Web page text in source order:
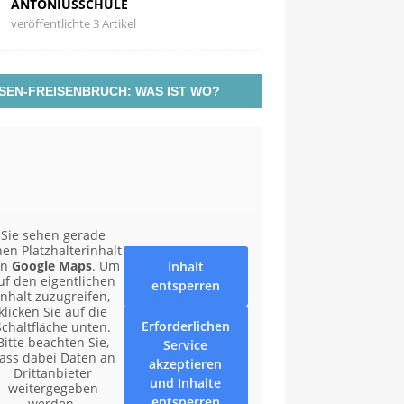
ANTONIUSSCHULE
veröffentlichte 3 Artikel
FREISENBRUCH: WAS IST WO?
Sie sehen gerade
Platzhalterinhalt
Google Maps. Um
den eigentlichen
zuzugreifen,
klicken Sie auf die
unten.
beachten Sie,
dabei Daten an
Drittanbieter
weitergegeben
Inhalt
entsperren
Erforderlichen
Service
akzeptieren
und Inhalte